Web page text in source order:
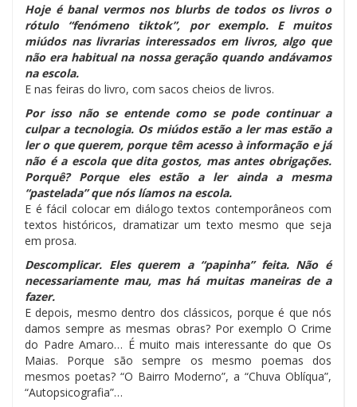
Hoje é banal vermos nos blurbs de todos os livros o
rótulo “fenómeno tiktok”, por exemplo. E muitos
miúdos nas livrarias interessados em livros, algo que
não era habitual na nossa geração quando andávamos
na escola.
E nas feiras do livro, com sacos cheios de livros.
Por isso não se entende como se pode continuar a
culpar a tecnologia. Os miúdos estão a ler mas estão a
ler o que querem, porque têm acesso à informação e já
não é a escola que dita gostos, mas antes obrigações.
Porquê? Porque eles estão a ler ainda a mesma
“pastelada” que nós líamos na escola.
E é fácil colocar em diálogo textos contemporâneos com
textos históricos, dramatizar um texto mesmo que seja
em prosa.
Descomplicar. Eles querem a “papinha” feita. Não é
necessariamente mau, mas há muitas maneiras de a
fazer.
E depois, mesmo dentro dos clássicos, porque é que nós
damos sempre as mesmas obras? Por exemplo O Crime
do Padre Amaro… É muito mais interessante do que Os
Maias. Porque são sempre os mesmo poemas dos
mesmos poetas? “O Bairro Moderno”, a “Chuva Oblíqua”,
“Autopsicografia”…